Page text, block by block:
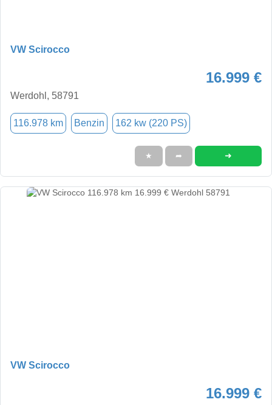
VW Scirocco
16.999 €
Werdohl, 58791
116.978 km Benzin 162 kw (220 PS)
★ ➦ ➜
VW Scirocco
16.999 €